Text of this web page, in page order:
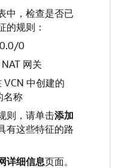
中，检查是否已
的规则：
0
NAT 网关
VCN 中创建的
名称
则，请单击添加
有这些特征的路
详细信息页面。